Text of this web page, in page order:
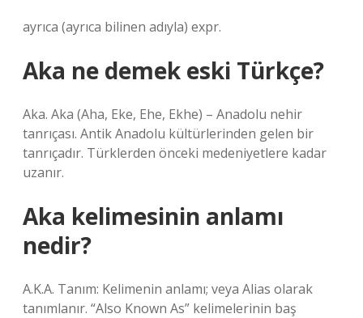
ayrıca (ayrıca bilinen adıyla) expr.
Aka ne demek eski Türkçe?
Aka. Aka (Aha, Eke, Ehe, Ekhe) – Anadolu nehir
tanrıçası. Antik Anadolu kültürlerinden gelen bir
tanrıçadır. Türklerden önceki medeniyetlere kadar
uzanır.
Aka kelimesinin anlamı
nedir?
A.K.A. Tanım: Kelimenin anlamı; veya Alias ​​olarak
tanımlanır. “Also Known As” kelimelerinin baş